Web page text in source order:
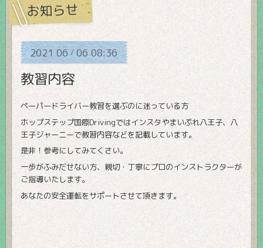
お知らせ
2021 06/06 08:36
教習内容
ペーパードライバー教習を選ぶのに迷っている方
ホップステップ国際Drivingではインスタやまいぷれ八王子、八
王子ジャーニーで教習内容などを記載しています。
是非！参考にしてみてくさい。
一歩がふみだせない方、親切・丁寧にプロのインストラクターが
ご指導いたします。
あなたの安全運転をサポートさせて頂きます。